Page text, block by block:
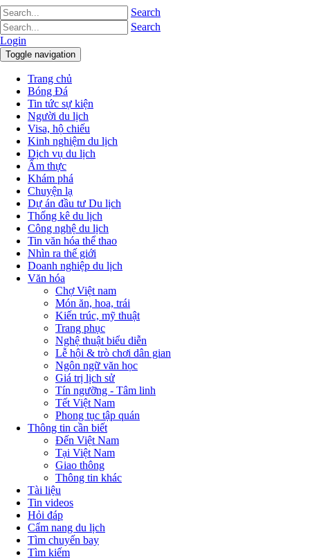
Search
Search
Login
Toggle navigation
Trang chủ
Bóng Đá
Tin tức sự kiện
Người du lịch
Visa, hộ chiếu
Kinh nghiệm du lịch
Dịch vụ du lịch
Ẩm thực
Khám phá
Chuyện lạ
Dự án đầu tư Du lịch
Thống kê du lịch
Công nghệ du lịch
Tin văn hóa thể thao
Nhìn ra thế giới
Doanh nghiệp du lịch
Văn hóa
Chợ Việt nam
Món ăn, hoa, trái
Kiến trúc, mỹ thuật
Trang phục
Nghệ thuật biểu diễn
Lễ hội & trò chơi dân gian
Ngôn ngữ văn học
Giá trị lịch sử
Tín ngưỡng - Tâm linh
Tết Việt Nam
Phong tục tập quán
Thông tin cần biết
Đến Việt Nam
Tại Việt Nam
Giao thông
Thông tin khác
Tài liệu
Tin videos
Hỏi đáp
Cẩm nang du lịch
Tìm chuyến bay
Tìm kiếm